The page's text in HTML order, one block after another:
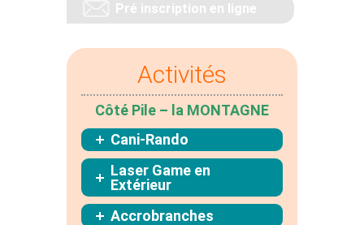
Pré inscription en ligne
Activités
Côté Pile – la MONTAGNE
Cani-Rando
Laser Game en
Extérieur
Accrobranches